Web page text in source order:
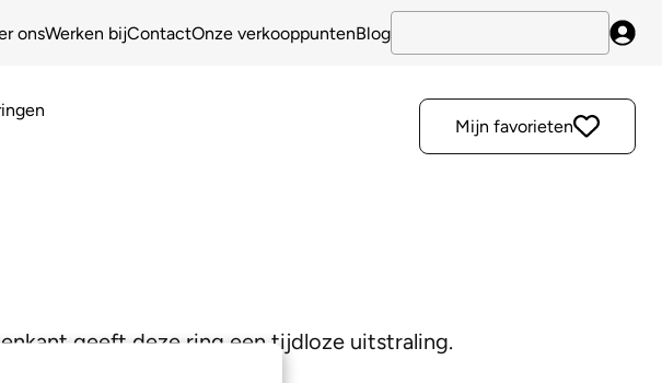
onsWerken bijContactOnze verkooppuntenBlog
Mijn favorieten
geeft deze ring een tijdloze uitstraling.